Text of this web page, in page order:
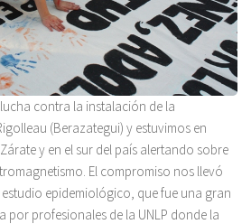
contra la instalación de la
(Berazategui) y estuvimos en
y en el sur del país alertando sobre
El compromiso nos llevó
epidemiológico, que fue una gran
por profesionales de la UNLP donde la